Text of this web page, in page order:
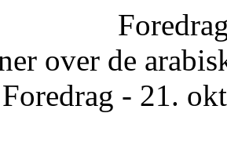
over de
Foredrag - 21.